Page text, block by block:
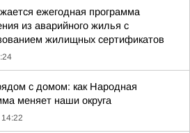
ежегодная программа
из аварийного жилья с
жилищных сертификатов
с домом: как Народная
меняет наши округа
14:22